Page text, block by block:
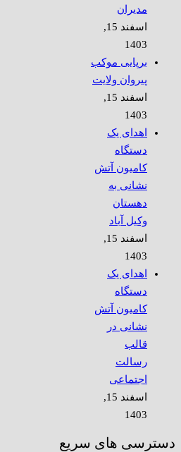
مدیران
اسفند 15,
1403
برپایی موکب
پیروان ولایت
اسفند 15,
1403
اهدای یک
دستگاه
کامیون آتش
نشانی به
دهستان
وکیل آباد
اسفند 15,
1403
اهدای یک
دستگاه
کامیون آتش
نشانی در
قالب
رسالت
اجتماعی
اسفند 15,
1403
دسترسی های سریع